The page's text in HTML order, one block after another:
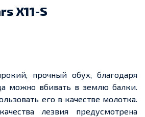
X11-S
прочный обух, благодаря
можно вбивать в землю балки.
его в качестве молотка.
лезвия предусмотрена